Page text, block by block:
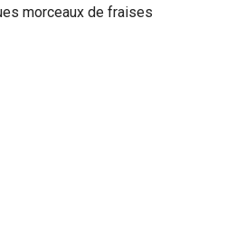
morceaux de fraises